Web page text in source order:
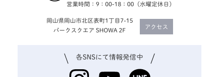
営業時間：9：00-18：00（水曜定休日）
岡山県岡山市北区表町1丁目7-15
パークスクエア SHOWA 2F
アクセス
各SNSにて情報発信中